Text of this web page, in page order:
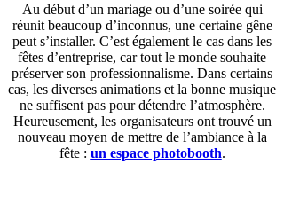
Au début d’un mariage ou d’une soirée qui
réunit beaucoup d’inconnus, une certaine gêne
peut s’installer. C’est également le cas dans les
fêtes d’entreprise, car tout le monde souhaite
préserver son professionnalisme. Dans certains
cas, les diverses animations et la bonne musique
ne suffisent pas pour détendre l’atmosphère.
Heureusement, les organisateurs ont trouvé un
nouveau moyen de mettre de l’ambiance à la
fête : un espace photobooth.